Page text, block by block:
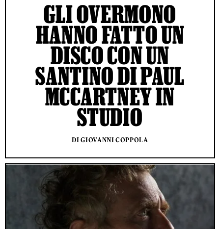
GLI OVERMONO
HANNO FATTO UN
DISCO CON UN
SANTINO DI PAUL
MCCARTNEY IN
STUDIO
DI GIOVANNI COPPOLA